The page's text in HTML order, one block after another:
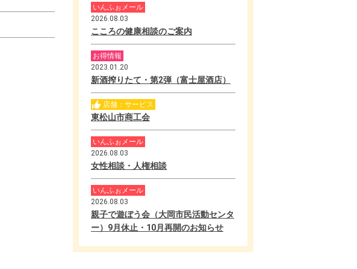
いんふぉメール
2026.08.03
こころの健康相談のご案内
お得情報
2023.01.20
新酒搾りたて・第2弾（富士屋酒店）
店舗：サービス
東松山市商工会
いんふぉメール
2026.08.03
女性相談・人権相談
いんふぉメール
2026.08.03
親子で遊ぼう会（大岡市民活動センタ
ー）9月休止・10月再開のお知らせ